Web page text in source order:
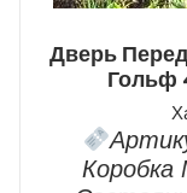
Дверь
Гольф